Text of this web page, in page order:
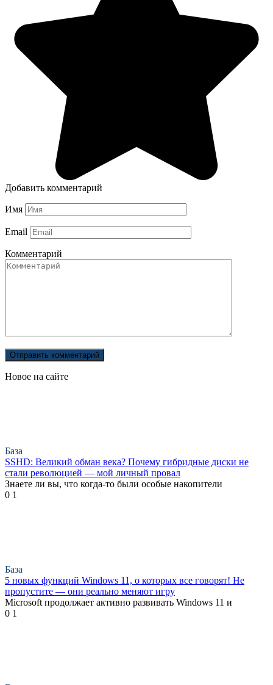
Добавить комментарий
Имя
Email
Комментарий
Новое на сайте
База
SSHD: Великий обман века? Почему гибридные диски не
стали революцией — мой личный провал
Знаете ли вы, что когда-то были особые накопители
0 1
База
5 новых функций Windows 11, о которых все говорят! Не
пропустите — они реально меняют игру
Microsoft продолжает активно развивать Windows 11 и
0 1